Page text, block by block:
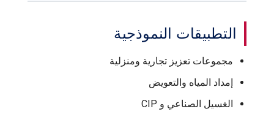
التطبيقات النموذجية
مجموعات تعزيز تجارية ومنزلية
إمداد المياه والتعويض
الغسيل الصناعي و CIP